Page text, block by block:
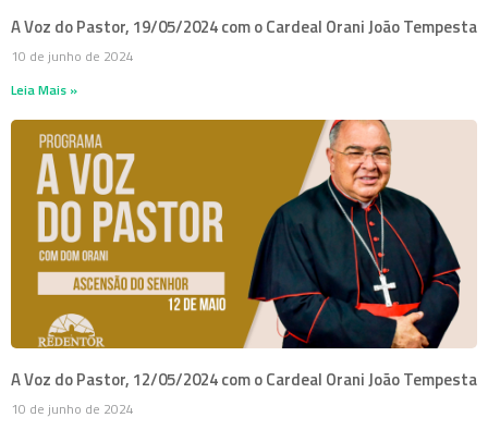
A Voz do Pastor, 19/05/2024 com o Cardeal Orani João Tempesta
10 de junho de 2024
Leia Mais »
A Voz do Pastor, 12/05/2024 com o Cardeal Orani João Tempesta
10 de junho de 2024